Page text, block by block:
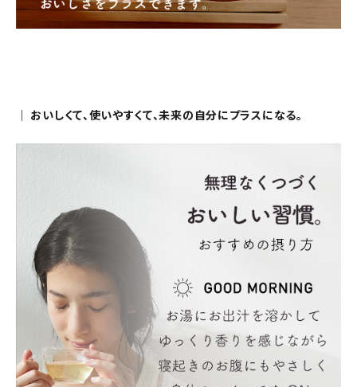
｜ おいしくて、使いやすくて、未来の自分にプラスになる。